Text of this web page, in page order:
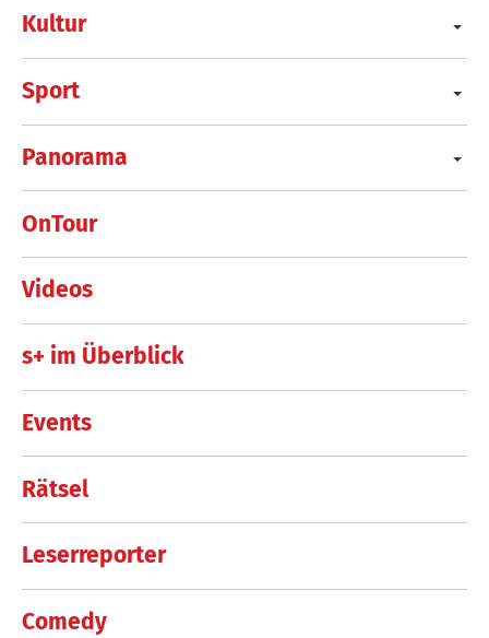
Kultur
Sport
Panorama
OnTour
Videos
s+ im Überblick
Events
Rätsel
Leserreporter
Comedy